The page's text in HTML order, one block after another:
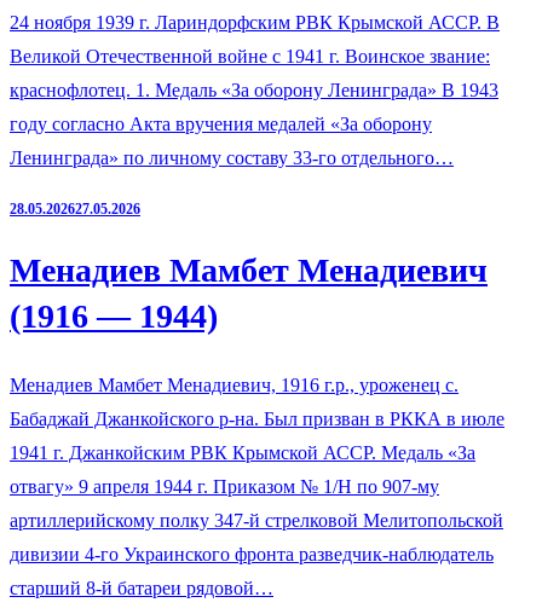
24 ноября 1939 г. Лариндорфским РВК Крымской АССР. В
Великой Отечественной войне с 1941 г. Воинское звание:
краснофлотец. 1. Медаль «За оборону Ленинграда» В 1943
году согласно Акта вручения медалей «За оборону
Ленинграда» по личному составу 33-го отдельного…
28.05.202627.05.2026
Менадиев Мамбет Менадиевич
(1916 — 1944)
Менадиев Мамбет Менадиевич, 1916 г.р., уроженец с.
Бабаджай Джанкойского р-на. Был призван в РККА в июле
1941 г. Джанкойским РВК Крымской АССР. Медаль «За
отвагу» 9 апреля 1944 г. Приказом № 1/Н по 907-му
артиллерийскому полку 347-й стрелковой Мелитопольской
дивизии 4-го Украинского фронта разведчик-наблюдатель
старший 8-й батареи рядовой…